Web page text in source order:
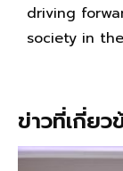
driving
society in
ข่าวที่เกี่ยว